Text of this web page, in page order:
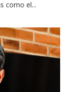
como el...